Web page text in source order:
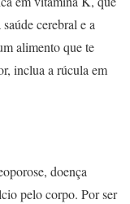
cerebral e a
alimento que te
inclua a rúcula em
doença
pelo corpo. Por ser